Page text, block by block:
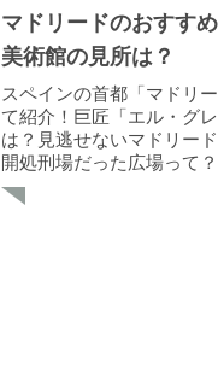
マドリードのおすす
美術館の見所は？
スペインの首都「マドリ
て紹介！巨匠「エル・グ
は？見逃せないマドリー
開処刑場だった広場って
ジアムも掲載しています！